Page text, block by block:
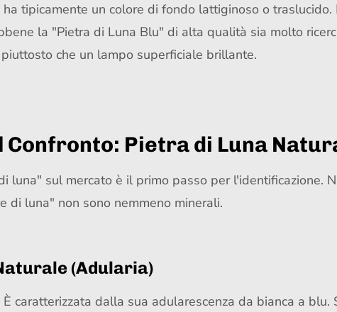
tipicamente un colore di fondo lattiginoso o
la "Pietra di Luna Blu" di alta qualità sia molto
che un lampo superficiale brillante.
Confronto: Pietra di Luna
luna" sul mercato è il primo passo per l'identificazione.
di luna" non sono nemmeno minerali.
(Adularia)
caratterizzata dalla sua adularescenza da bianca a